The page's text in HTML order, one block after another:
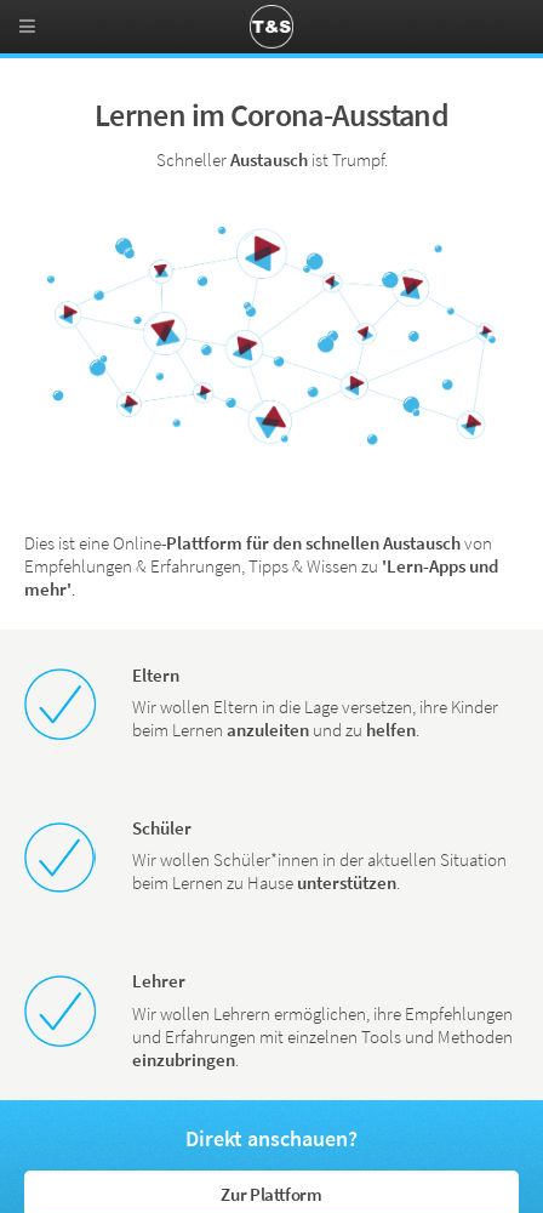
Lernen im Corona-Ausstand
SchnellerAustauschist Trumpf.
Dies ist eine Online-Plattform für den schnellen Austauschvon
Empfehlungen & Erfahrungen, Tipps & Wissen zu 'Lern-Apps und
mehr'
Eltern
Wir wollen Eltern in die Lage versetzen, ihre Kinder
beim Lernen anzuleitenund zu helfen.
Schüler
Wir wollen Schüler*innen in der aktuellen Situation
beim Lernen zu Hause unterstützen.
Lehrer
Wir wollen Lehrern ermöglichen, ihre Empfehlungen
und Erfahrungen mit einzelnen Tools und Methoden
einzubringen.
Direkt anschauen?
Zur Plattform